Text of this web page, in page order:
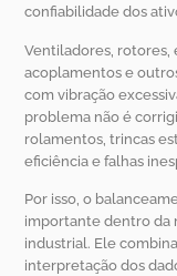
confiabilidade dos
Ventiladores, rotores,
acoplamentos e
com vibração
problema não é
rolamentos, trincas
eficiência e falhas
Por isso, o
importante dentro da
industrial. Ele
interpretação dos